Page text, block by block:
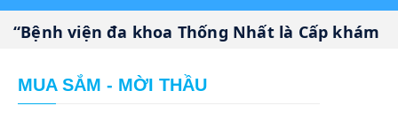
navigation
viện đa khoa Thống Nhất là Cấp khám
MUA SẮM - MỜI THẦU